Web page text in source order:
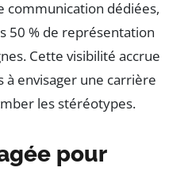
communication dédiées,
50 % de représentation
Cette visibilité accrue
à envisager une carrière
les stéréotypes.
pour